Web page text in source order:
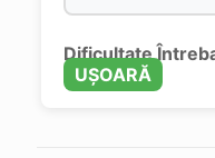
Dificultate
UȘOARĂ